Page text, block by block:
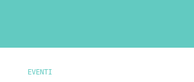
EVENTI